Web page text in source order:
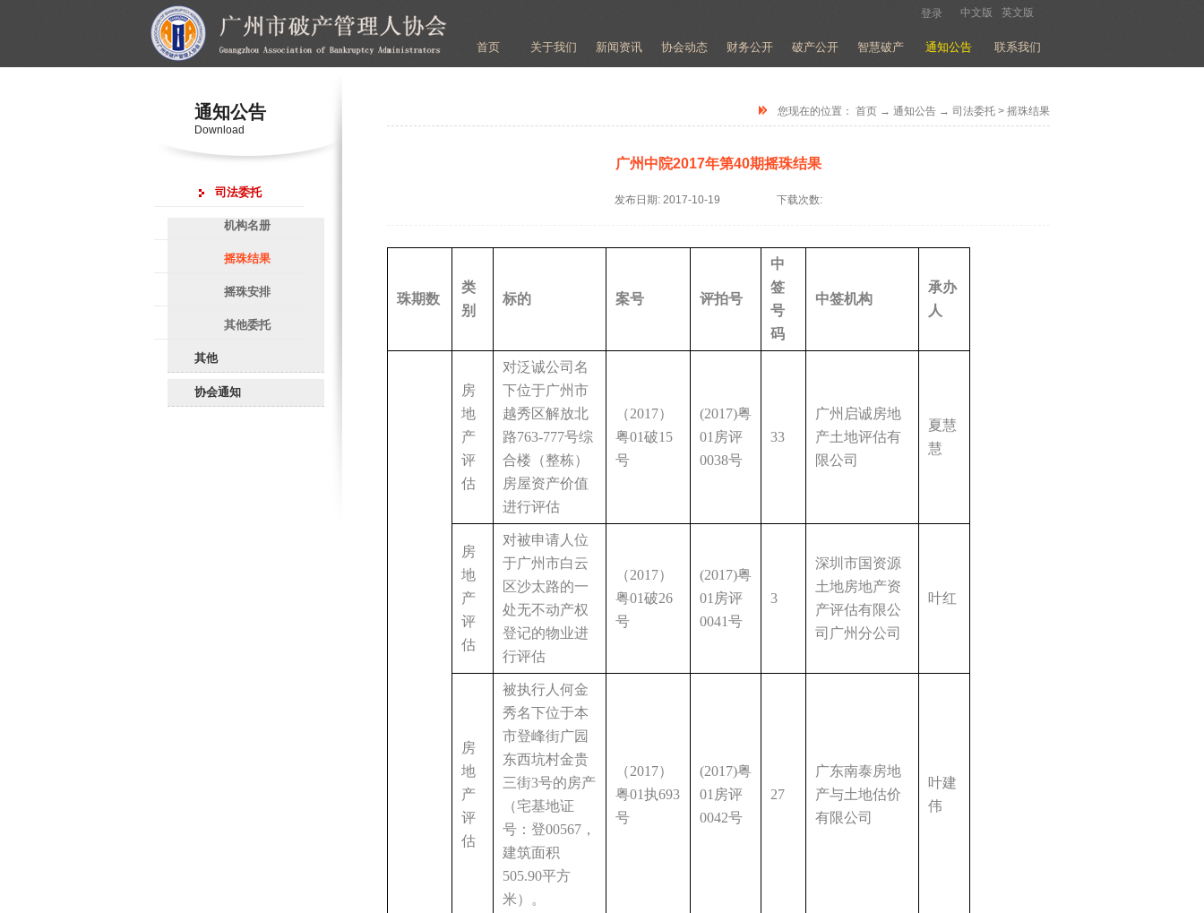
中文版 英文版
登录
首页 关于我们 新闻资讯 协会动态 财务公开 破产公开 智慧破产 通知公告 联系我们
通知公告
Download
司法委托
机构名册
摇珠结果
摇珠安排
其他委托
其他
协会通知
您现在的位置： 首页 → 通知公告 → 司法委托 > 摇珠结果
广州中院2017年第40期摇珠结果
发布日期: 2017-10-19 下载次数:
珠期数
类
别
标的 案号 评拍号
中
签
号
码
中签机构
承办
人
房
地
产
评
估
对泛诚公司名
下位于广州市
越秀区解放北
路763-777号综
合楼（整栋）
房屋资产价值
进行评估
（2017）
粤01破15
号
(2017)粤
01房评
0038号
33
广州启诚房地
产土地评估有
限公司
夏慧
慧
房
地
产
评
估
对被申请人位
于广州市白云
区沙太路的一
处无不动产权
登记的物业进
行评估
（2017）
粤01破26
号
(2017)粤
01房评
0041号
3
深圳市国资源
土地房地产资
产评估有限公
司广州分公司
叶红
房
地
产
评
估
被执行人何金
秀名下位于本
市登峰街广园
东西坑村金贵
三街3号的房产
（宅基地证
号：登00567，
建筑面积
505.90平方
米）。
（2017）
粤01执693
号
(2017)粤
01房评
0042号
27
广东南泰房地
产与土地估价
有限公司
叶建
伟